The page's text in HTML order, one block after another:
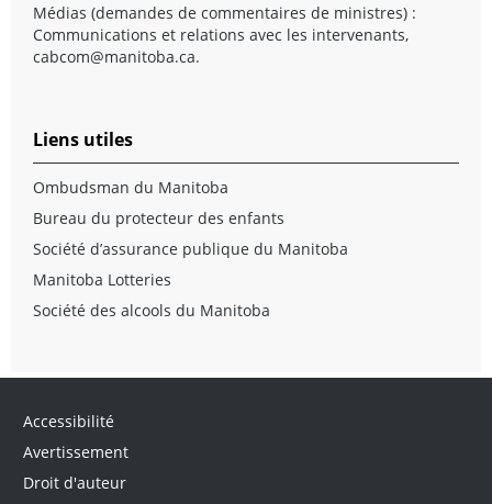
Médias (demandes de commentaires de ministres) :
Communications et relations avec les intervenants,
cabcom@manitoba.ca.
Liens utiles
Ombudsman du Manitoba
Bureau du protecteur des enfants
Société d’assurance publique du Manitoba
Manitoba Lotteries
Société des alcools du Manitoba
Accessibilité
Avertissement
Droit d'auteur